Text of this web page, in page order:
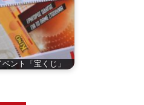
ント「宝くじ」